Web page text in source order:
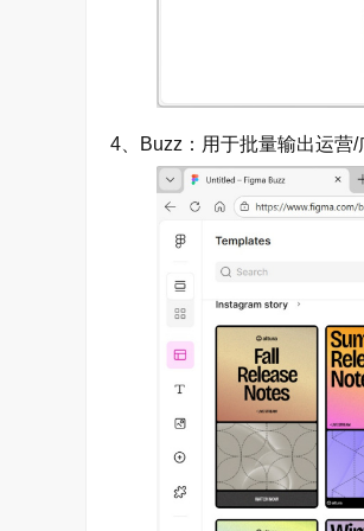
4、Buzz：用于批量输出运营